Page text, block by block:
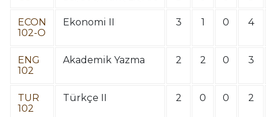
ECON
102-O
Ekonomi II 3 1 0 4
ENG
102
Akademik Yazma 2 2 0 3
TUR
102
Türkçe II 2 0 0 2